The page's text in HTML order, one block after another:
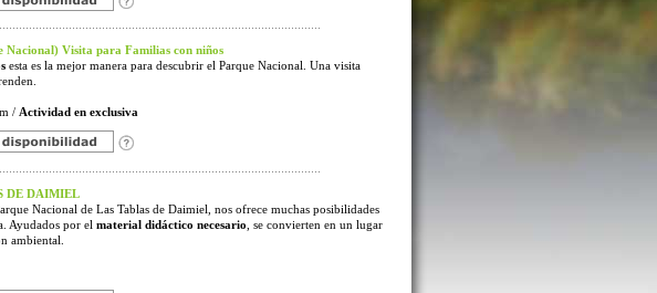
Visita para Familias con niños
esta es la mejor manera para descubrir el Parque Nacional. Una visita
/ Actividad en exclusiva
DE DAIMIEL
Nacional de Las Tablas de Daimiel, nos ofrece muchas posibilidades
Ayudados por el material didáctico necesario , se convierten en un lugar
ambiental.